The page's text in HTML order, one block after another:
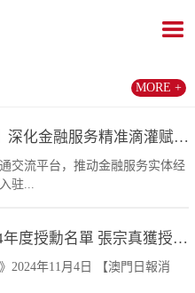
U+创享汇【2025】深化金融服务精准滴灌赋能发展...
交流平台，推动金融服务实体经
驻...
特區政府公佈2024年度授勳名單 張宗真獲授予專業...
2024年11月4日 【澳門日報消
MORE +